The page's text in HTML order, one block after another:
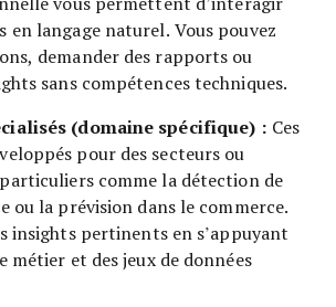
en langage naturel. Vous pouvez
demander des rapports ou
sans compétences techniques.
(domaine spécifique) : Ces
pour des secteurs ou
comme la détection de
ou la prévision dans le commerce.
insights pertinents en s’appuyant
métier et des jeux de données